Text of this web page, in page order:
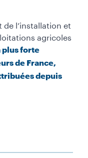
l’installation et
agricoles
plus forte
de France,
depuis